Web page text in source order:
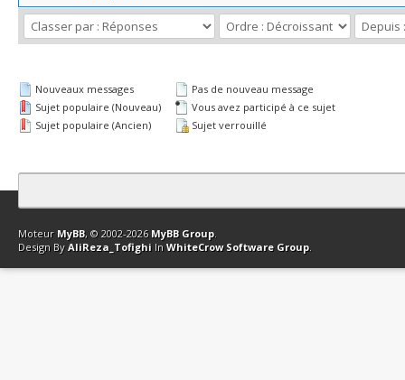
Nouveaux messages
Sujet populaire (Nouveau)
Sujet populaire (Ancien)
Pas de nouveau message
Vous avez participé à ce sujet
Sujet verrouillé
Contact Club Affiliation Retourner en haut Version bas-débit
Moteur MyBB, © 2002-2026 MyBB Group.
Design By AliReza_Tofighi In WhiteCrow Software Group.